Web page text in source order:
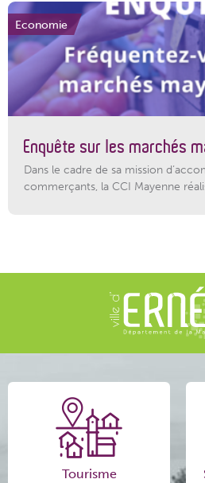
Economie
Enquête sur les marchés
Dans le cadre de sa mission
commerçants, la CCI Mayenne
Tourisme